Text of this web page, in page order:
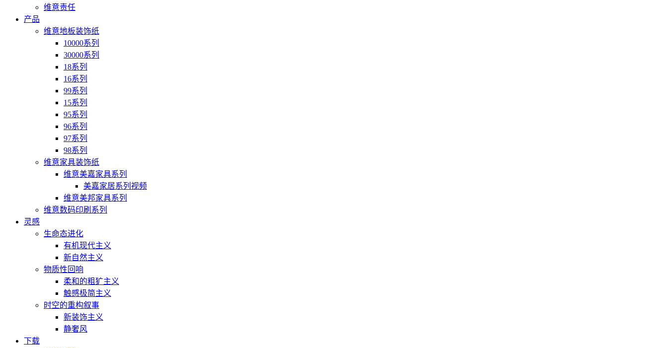
维意责任
产品
维意地板装饰纸
10000系列
30000系列
18系列
16系列
99系列
15系列
95系列
96系列
97系列
98系列
维意家具装饰纸
维意美嘉家具系列
美嘉家居系列视频
维意美邦家具系列
维意数码印刷系列
灵感
生命态进化
有机现代主义
新自然主义
物质性回响
柔和的粗犷主义
触感极简主义
时空的重构叙事
新装饰主义
静奢风
下载